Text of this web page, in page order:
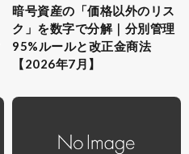
暗号資産の「価格以外のリス
ク」を数字で分解｜分別管理
95%ルールと改正金商法
【2026年7月】